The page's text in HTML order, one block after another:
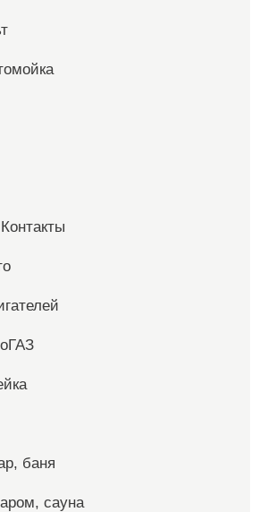
баня
сауна